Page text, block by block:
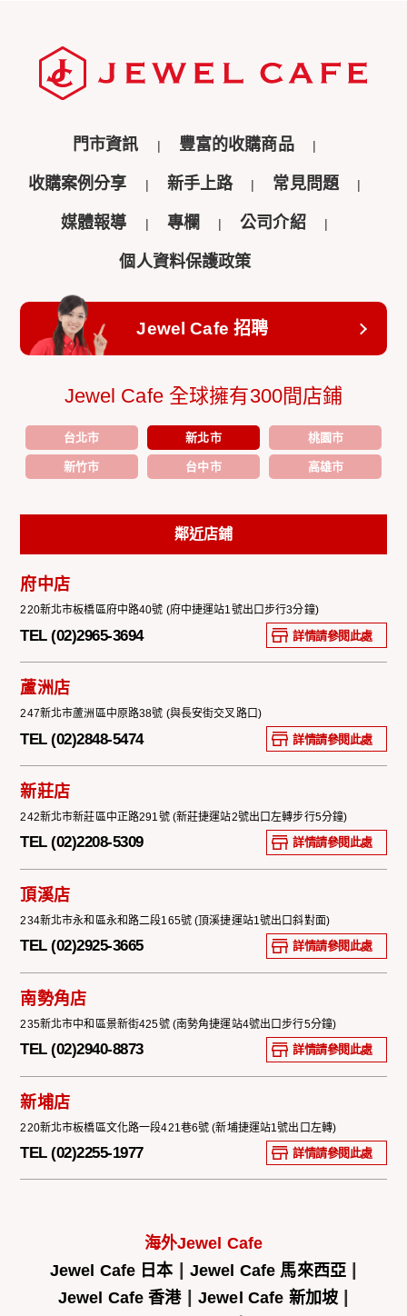
門市資訊 豐富的收購商品
收購案例分享 新手上路 常見問題
媒體報導 專欄 公司介紹
個人資料保護政策
Jewel Cafe 招聘
Jewel Cafe 全球擁有300間店鋪
台北市 新北市 桃園市
新竹市 台中市 高雄市
鄰近店鋪
府中店
220新北市板橋區府中路40號 (府中捷運站1號出口步行3分鐘)
TEL (02)2965-3694 詳情請參閱此處
蘆洲店
247新北市蘆洲區中原路38號 (與長安街交叉路口)
TEL (02)2848-5474 詳情請參閱此處
新莊店
242新北市新莊區中正路291號 (新莊捷運站2號出口左轉步行5分鐘)
TEL (02)2208-5309 詳情請參閱此處
頂溪店
234新北市永和區永和路二段165號 (頂溪捷運站1號出口斜對面)
TEL (02)2925-3665 詳情請參閱此處
南勢角店
235新北市中和區景新街425號 (南勢角捷運站4號出口步行5分鐘)
TEL (02)2940-8873 詳情請參閱此處
新埔店
220新北市板橋區文化路一段421巷6號 (新埔捷運站1號出口左轉)
TEL (02)2255-1977 詳情請參閱此處
海外Jewel Cafe
Jewel Cafe 日本| Jewel Cafe 馬來西亞
Jewel Cafe 香港| Jewel Cafe 新加坡|